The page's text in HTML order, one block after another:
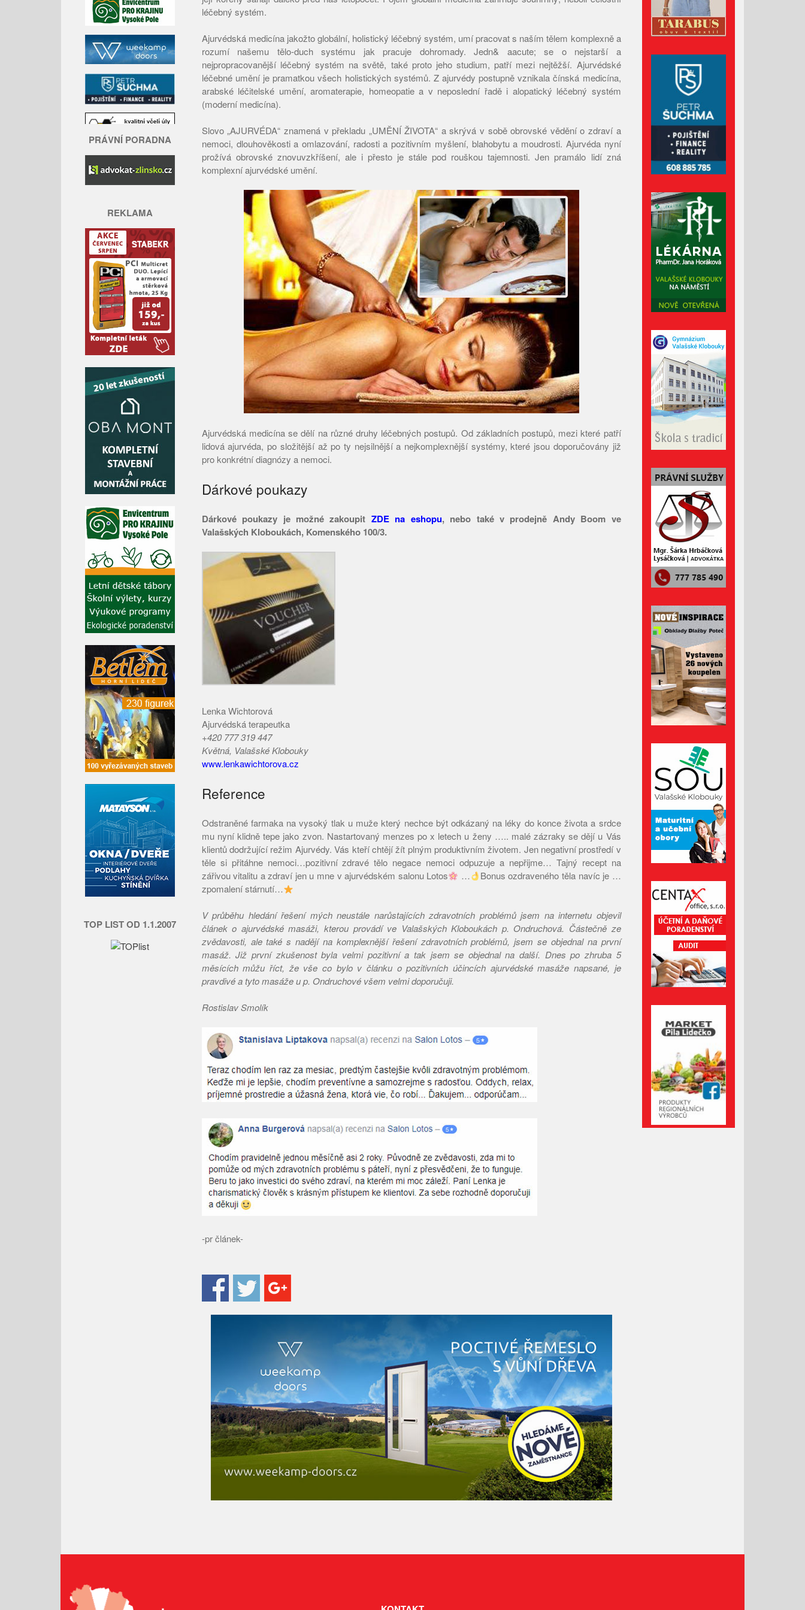
Únor 2026
Leden 2026
Listopad 2025
Říjen 2025
Září 2025
Srpen 2025
Červenec 2025
Červen 2025
Květen 2025
Březen 2025
Únor 2025
Leden 2025
Prosinec 2024
Listopad 2024
Říjen 2024
Září 2024
Červenec 2024
Červen 2024
Květen 2024
Duben 2024
Březen 2024
Únor 2024
Leden 2024
Prosinec 2023
Listopad 2023
Říjen 2023
Září 2023
Srpen 2023
Červenec 2023
Červen 2023
Květen 2023
Duben 2023
Březen 2023
Únor 2023
Leden 2023
Prosinec 2022
Listopad 2022
Říjen 2022
Srpen 2022
Červenec 2022
Červen 2022
Květen 2022
Duben 2022
Březen 2022
Únor 2022
Prosinec 2021
Listopad 2021
Říjen 2021
Září 2021
Srpen 2021
Červenec 2021
Duben 2021
Březen 2021
Únor 2021
Leden 2021
Prosinec 2020
Listopad 2020
PRÁVNÍ PORADNA
REKLAMA
TOP LIST OD 1.1.2007
léčebný systém.
Ajurvédská medicína jakožto globální, holistický léčebný systém, umí pracovat s naším tělem komplexně a
rozumí našemu tělo-duch systému jak pracuje dohromady. Jedn& aacute; se o nejstarší a
nejpropracovanější léčebný systém na světě, také proto jeho studium, patří mezi nejtěžší. Ajurvédské
léčebné umění je pramatkou všech holistických systémů. Z ajurvédy postupně vznikala čínská medicína,
arabské léčitelské umění, aromaterapie, homeopatie a v neposlední řadě i alopatický léčebný systém
(moderní medicína).
Slovo „AJURVÉDA“ znamená v překladu „UMĚNÍ ŽIVOTA“ a skrývá v sobě obrovské vědění o zdraví a
nemoci, dlouhověkosti a omlazování, radosti a pozitivním myšlení, blahobytu a moudrosti. Ajurvéda nyní
prožívá obrovské znovuvzkříšení, ale i přesto je stále pod rouškou tajemnosti. Jen pramálo lidí zná
komplexní ajurvédské umění.
Ajurvédská medicína se dělí na různé druhy léčebných postupů. Od základních postupů, mezi které patří
lidová ajurvéda, po složitější až po ty nejsilnější a nejkomplexnější systémy, které jsou doporučovány již
pro konkrétní diagnózy a nemoci.
Dárkové poukazy
Dárkové poukazy je možné zakoupit ZDE na eshopu, nebo také v prodejně Andy Boom ve
Valašských Kloboukách, Komenského 100/3.
Lenka Wichtorová
Ajurvédská terapeutka
+420 777 319 447
Květná, Valašské Klobouky
www.lenkawichtorova.cz
Reference
Odstraněné farmaka na vysoký tlak u muže který nechce být odkázaný na léky do konce života a srdce
mu nyní klidně tepe jako zvon. Nastartovaný menzes po x letech u ženy ….. malé zázraky se dějí u Vás
klientů dodržující režim Ajurvédy. Vás kteří chtějí žít plným produktivním životem. Jen negativní prostředí v
těle si přitáhne nemoci…pozitivní zdravé tělo negace nemoci odpuzuje a nepřijme… Tajný recept na
zářivou vitalitu a zdraví jen u mne v ajurvédském salonu Lotos
…
Bonus ozdraveného těla navíc je …
zpomalení stárnutí…
V průběhu hledání řešení mých neustále narůstajících zdravotních problémů jsem na internetu objevil
článek o ajurvédské masáži, kterou provádí ve Valašských Kloboukách p. Ondruchová. Částečně ze
zvědavosti, ale také s nadějí na komplexnější řešení zdravotních problémů, jsem se objednal na první
masáž. Již první zkušenost byla velmi pozitivní a tak jsem se objednal na další. Dnes po zhruba 5
měsících můžu říct, že vše co bylo v článku o pozitivních účincích ajurvédské masáže napsané, je
pravdivé a tyto masáže u p. Ondruchové všem velmi doporučuji.
Rostislav Smolík
-pr článek-